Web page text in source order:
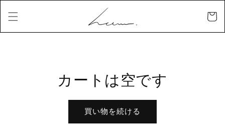
ンツに
進む
カ
ー
カートは空です
買い物を続ける